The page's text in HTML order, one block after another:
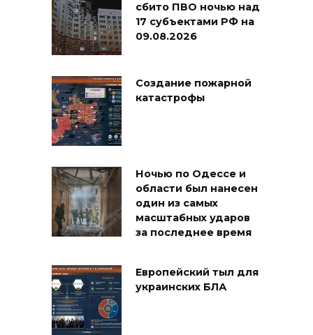
сбито ПВО ночью над
17 субъектами РФ на
09.08.2026
Создание пожарной
катастрофы
Ночью по Одессе и
области был нанесен
один из самых
масштабных ударов
за последнее время
Европейский тыл для
украинских БЛА